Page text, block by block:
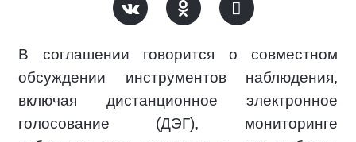
В соглашении говорится о совместном
обсуждении инструментов наблюдения,
включая дистанционное электронное
голосование (ДЭГ), мониторинге